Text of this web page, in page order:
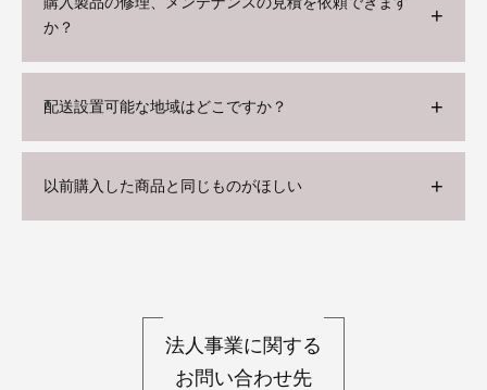
か？
配送設置可能な地域はどこですか？
以前購入した商品と同じものがほしい
法人事業に関する
お問い合わせ先